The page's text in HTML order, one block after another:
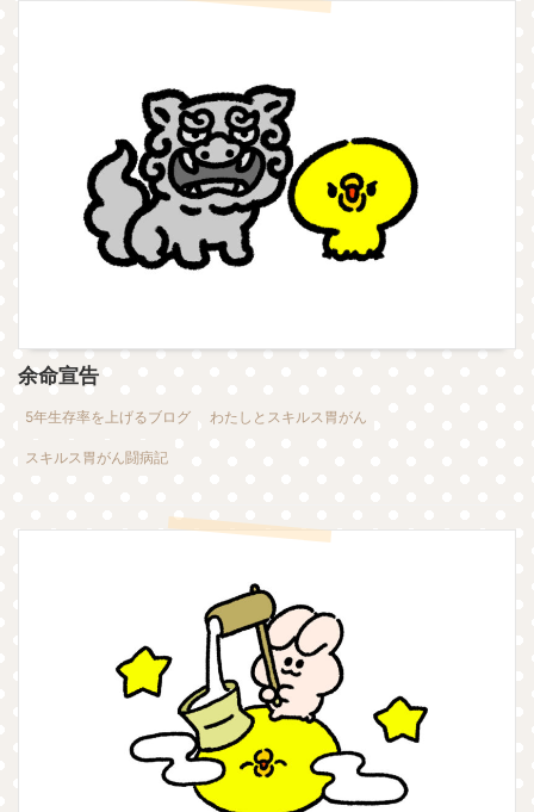
余命宣告
5年生存率を上げるブログ わたしとスキルス胃がん
スキルス胃がん闘病記